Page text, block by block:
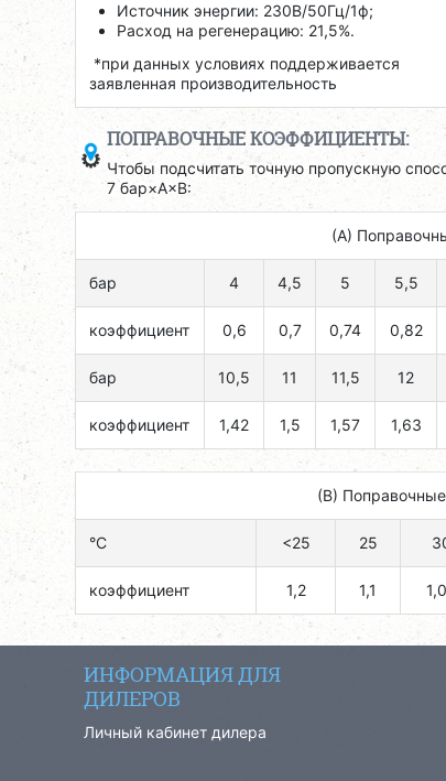
Источник энергии: 230В/50Гц/1ф;
Расход на регенерацию: 21,5%.
*при данных условиях поддерживается
заявленная производительность
ПОПРАВОЧНЫЕ КОЭФФИЦИЕНТЫ:
Чтобы подсчитать точную пропускную
7 бар×A×B:
(А)
бар 4 4,5 5 5,5
коэффициент 0,6 0,7 0,74 0,82
бар 10,5 11 11,5 12
коэффициент 1,42 1,5 1,57 1,63
(B)
°C <25 25
коэффициент 1,2 1,1
ИНФОРМАЦИЯ ДЛЯ
ДИЛЕРОВ
Личный кабинет дилера